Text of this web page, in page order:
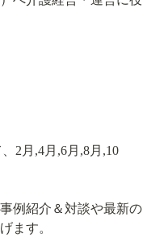
2月,4月,6月,8月,10
例紹介＆対談や最新の
ます。